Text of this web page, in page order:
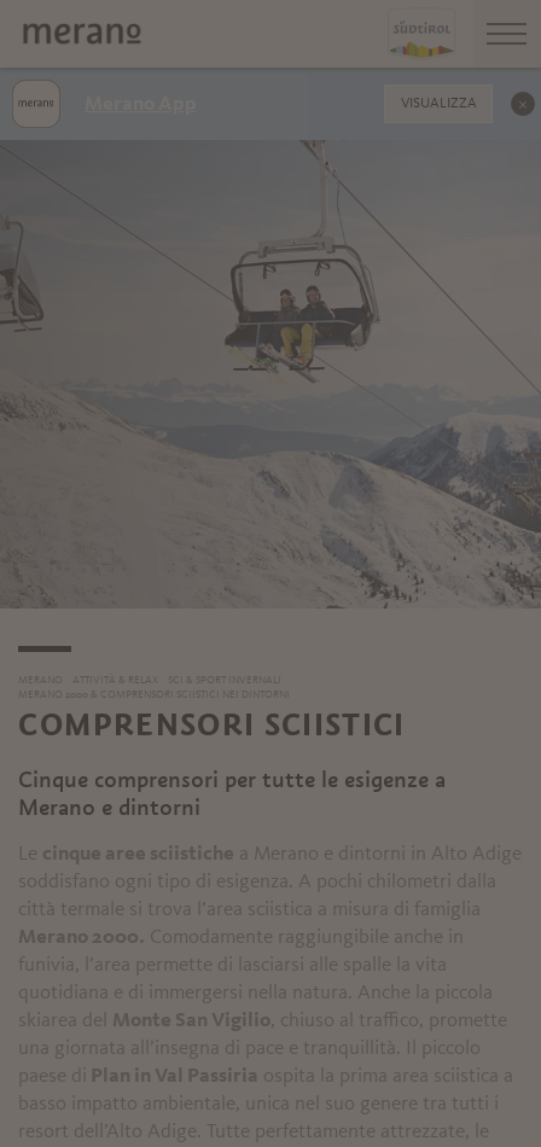
MERANO ATTIVITÀ & RELAX
SCI & SPORT INVERNALI
MERANO 2000 & COMPRENSORI SCIISTICI NEI DINTORNI
COMPRENSORI SCIISTICI
Cinque comprensori per tutte le esigenze a
Merano e dintorni
Le cinque aree sciistiche a Merano e dintorni in Alto Adige
soddisfano ogni tipo di esigenza. A pochi chilometri dalla
città termale si trova l’area sciistica a misura di famiglia
Merano 2000. Comodamente raggiungibile anche in
funivia, l’area permette di lasciarsi alle spalle la vita
quotidiana e di immergersi nella natura. Anche la piccola
skiarea del Monte San Vigilio , chiuso al traffico, promette
una giornata all’insegna di pace e tranquillità. Il piccolo
paese di
Plan in Val Passiria ospita la prima area sciistica a
basso impatto ambientale, unica nel suo genere tra tutti i
resort dell’Alto Adige. Tutte perfettamente attrezzate, le
VISUALIZZA